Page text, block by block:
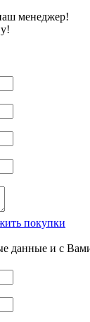
менеджер!
покупки
данные и с